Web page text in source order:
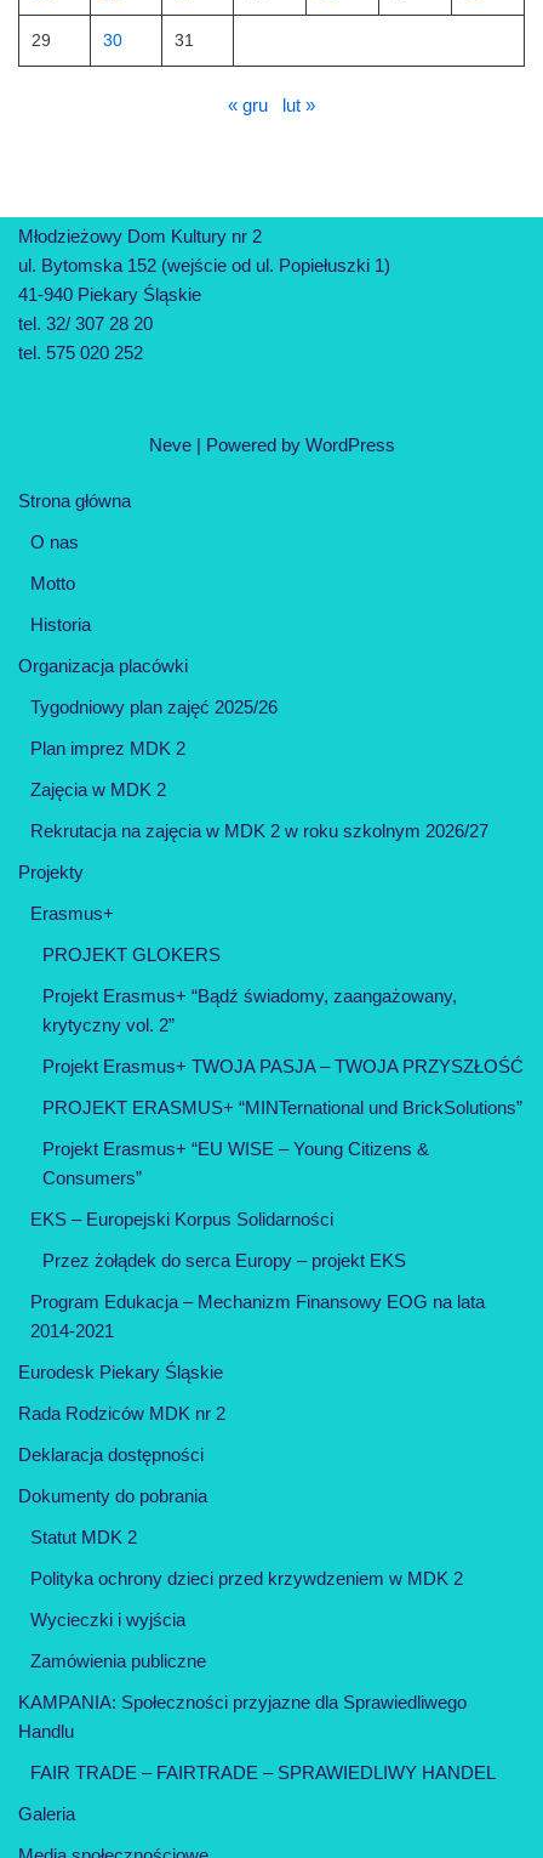
29 30 31
« gru lut »
Młodzieżowy Dom Kultury nr 2
ul. Bytomska 152 (wejście od ul. Popiełuszki 1)
41-940 Piekary Śląskie
tel. 32/ 307 28 20
tel. 575 020 252
Neve| Powered by WordPress
Strona główna
O nas
Motto
Historia
Organizacja placówki
Tygodniowy plan zajęć 2025/26
Plan imprez MDK 2
Zajęcia w MDK 2
Rekrutacja na zajęcia w MDK 2 w roku szkolnym 2026/27
Projekty
Erasmus+
PROJEKT GLOKERS
Projekt Erasmus+ “Bądź świadomy, zaangażowany,
krytyczny vol. 2”
Projekt Erasmus+ TWOJA PASJA – TWOJA PRZYSZŁOŚĆ
PROJEKT ERASMUS+ “MINTernational und BrickSolutions”
Projekt Erasmus+ “EU WISE – Young Citizens &
Consumers”
EKS – Europejski Korpus Solidarności
Przez żołądek do serca Europy – projekt EKS
Program Edukacja – Mechanizm Finansowy EOG na lata
2014-2021
Eurodesk Piekary Śląskie
Rada Rodziców MDK nr 2
Deklaracja dostępności
Dokumenty do pobrania
Statut MDK 2
Polityka ochrony dzieci przed krzywdzeniem w MDK 2
Wycieczki i wyjścia
Zamówienia publiczne
KAMPANIA: Społeczności przyjazne dla Sprawiedliwego
Handlu
FAIR TRADE – FAIRTRADE – SPRAWIEDLIWY HANDEL
Galeria